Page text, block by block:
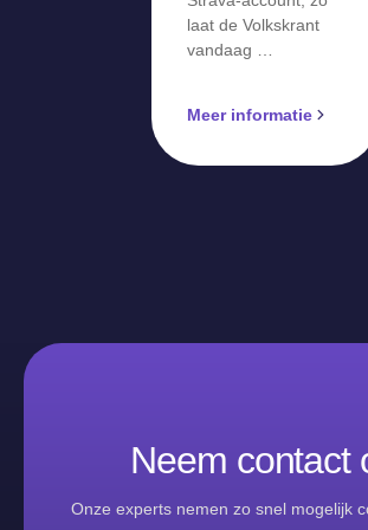
laat de Volkskrant
vandaag …
Meer informatie
Neem contact
Onze experts nemen zo snel mogelijk